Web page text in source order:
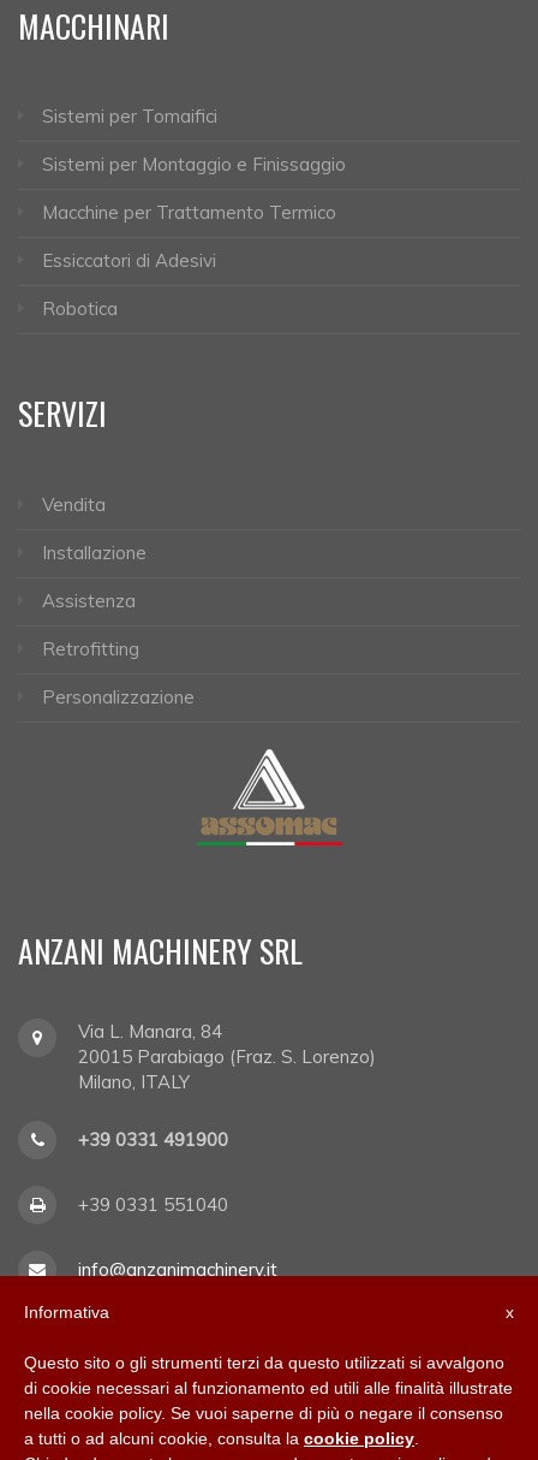
MACCHINARI
Sistemi per Tomaifici
Sistemi per Montaggio e Finissaggio
Macchine per Trattamento Termico
Essiccatori di Adesivi
Robotica
SERVIZI
Vendita
Installazione
Assistenza
Retrofitting
Personalizzazione
ANZANI MACHINERY SRL
Via L. Manara, 84
20015 Parabiago (Fraz. S. Lorenzo)
Milano, ITALY
+39 0331 491900
+39 0331 551040
info@anzanimachinery.it
technical.support@anzanimachinery.it
x
Informativa
Questo sito o gli strumenti terzi da questo utilizzati si avvalgono
di cookie necessari al funzionamento ed utili alle finalità illustrate
nella cookie policy. Se vuoi saperne di più o negare il consenso
a tutti o ad alcuni cookie, consulta la cookie policy